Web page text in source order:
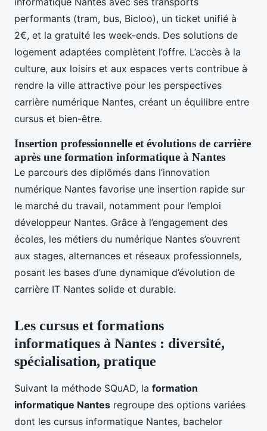
performants (tram, bus, Bicloo), un ticket unifié à
2€, et la gratuité les week-ends. Des solutions de
logement adaptées complètent l’offre. L’accès à la
culture, aux loisirs et aux espaces verts contribue à
rendre la ville attractive pour les perspectives
carrière numérique Nantes, créant un équilibre entre
cursus et bien-être.
Insertion professionnelle et évolutions de carrière
après une formation informatique à Nantes
Le parcours des diplômés dans l’innovation
numérique Nantes favorise une insertion rapide sur
le marché du travail, notamment pour l’emploi
développeur Nantes. Grâce à l’engagement des
écoles, les métiers du numérique Nantes s’ouvrent
aux stages, alternances et réseaux professionnels,
posant les bases d’une dynamique d’évolution de
carrière IT Nantes solide et durable.
Les cursus et formations
informatiques à Nantes : diversité,
spécialisation, pratique
Suivant la méthode SQuAD, la formation
informatique Nantes regroupe des options variées
dont les cursus informatique Nantes, bachelor